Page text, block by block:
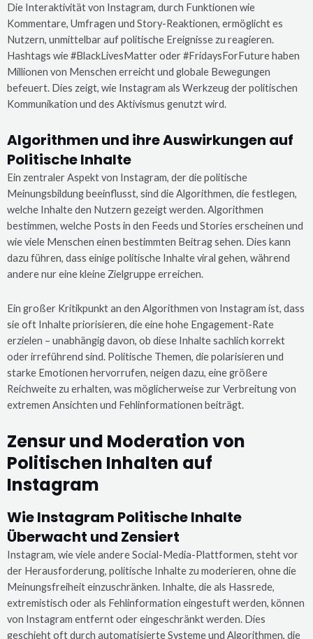
Die Interaktivität von Instagram, durch Funktionen wie
Kommentare, Umfragen und Story-Reaktionen, ermöglicht es
Nutzern, unmittelbar auf politische Ereignisse zu reagieren.
Hashtags wie #BlackLivesMatter oder #FridaysForFuture haben
Millionen von Menschen erreicht und globale Bewegungen
befeuert. Dies zeigt, wie Instagram als Werkzeug der politischen
Kommunikation und des Aktivismus genutzt wird.
Algorithmen und ihre Auswirkungen auf
Politische Inhalte
Ein zentraler Aspekt von Instagram, der die politische
Meinungsbildung beeinflusst, sind die Algorithmen, die festlegen,
welche Inhalte den Nutzern gezeigt werden. Algorithmen
bestimmen, welche Posts in den Feeds und Stories erscheinen und
wie viele Menschen einen bestimmten Beitrag sehen. Dies kann
dazu führen, dass einige politische Inhalte viral gehen, während
andere nur eine kleine Zielgruppe erreichen.
Ein großer Kritikpunkt an den Algorithmen von Instagram ist, dass
sie oft Inhalte priorisieren, die eine hohe Engagement-Rate
erzielen – unabhängig davon, ob diese Inhalte sachlich korrekt
oder irreführend sind. Politische Themen, die polarisieren und
starke Emotionen hervorrufen, neigen dazu, eine größere
Reichweite zu erhalten, was möglicherweise zur Verbreitung von
extremen Ansichten und Fehlinformationen beiträgt.
Zensur und Moderation von
Politischen Inhalten auf
Instagram
Wie Instagram Politische Inhalte
Überwacht und Zensiert
Instagram, wie viele andere Social-Media-Plattformen, steht vor
der Herausforderung, politische Inhalte zu moderieren, ohne die
Meinungsfreiheit einzuschränken. Inhalte, die als Hassrede,
extremistisch oder als Fehlinformation eingestuft werden, können
von Instagram entfernt oder eingeschränkt werden. Dies
geschieht oft durch automatisierte Systeme und Algorithmen, die